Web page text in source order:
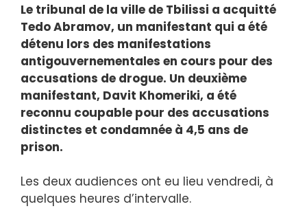
Le tribunal de la ville de Tbilissi a acquitté
Tedo Abramov, un manifestant qui a été
détenu lors des manifestations
antigouvernementales en cours pour des
accusations de drogue. Un deuxième
manifestant, Davit Khomeriki, a été
reconnu coupable pour des accusations
distinctes et condamnée à 4,5 ans de
prison.
Les deux audiences ont eu lieu vendredi, à
quelques heures d’intervalle.